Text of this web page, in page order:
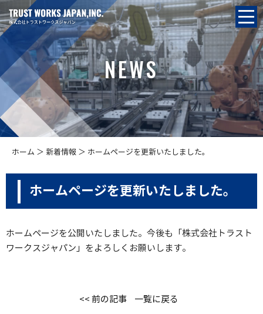
NEWS
ホーム ＞ 新着情報 ＞ ホームページを更新いたしました。
ホームページを更新いたしました。
ホームページを公開いたしました。今後も「株式会社トラスト
ワークスジャパン」をよろしくお願いします。
<< 前の記事 一覧に戻る